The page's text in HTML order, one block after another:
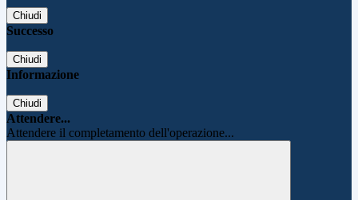
Chiudi
Successo
Chiudi
Informazione
Chiudi
Attendere...
Attendere il completamento dell'operazione...